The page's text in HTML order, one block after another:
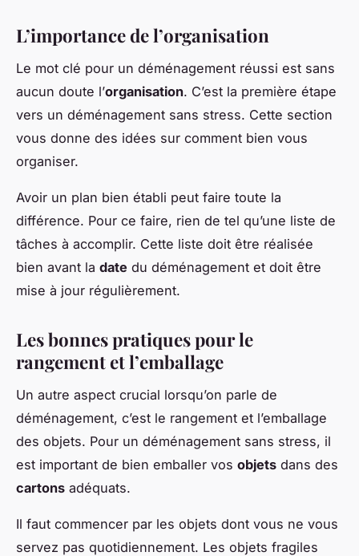
L’importance de l’organisation
Le mot clé pour un déménagement réussi est sans
aucun doute l’organisation. C’est la première étape
vers un déménagement sans stress. Cette section
vous donne des idées sur comment bien vous
organiser.
Avoir un plan bien établi peut faire toute la
différence. Pour ce faire, rien de tel qu’une liste de
tâches à accomplir. Cette liste doit être réalisée
bien avant la date du déménagement et doit être
mise à jour régulièrement.
Les bonnes pratiques pour le
rangement et l’emballage
Un autre aspect crucial lorsqu’on parle de
déménagement, c’est le rangement et l’emballage
des objets. Pour un déménagement sans stress, il
est important de bien emballer vos objets dans des
cartons adéquats.
Il faut commencer par les objets dont vous ne vous
servez pas quotidiennement. Les objets fragiles